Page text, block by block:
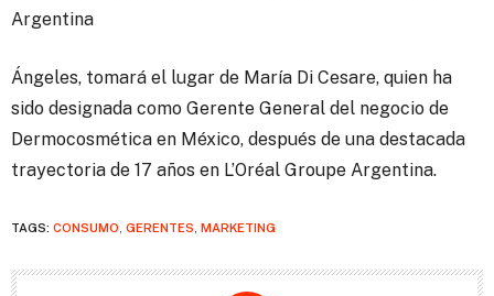
Argentina
Ángeles, tomará el lugar de María Di Cesare, quien ha
sido designada como Gerente General del negocio de
Dermocosmética en México, después de una destacada
trayectoria de 17 años en L’Oréal Groupe Argentina.
TAGS: CONSUMO GERENTES MARKETING